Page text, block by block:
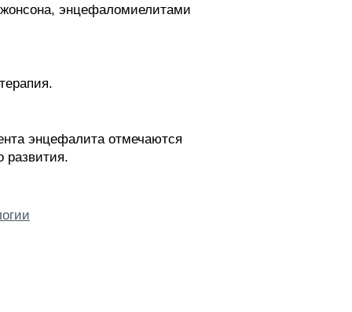
энцефаломиелитами
энцефалита отмечаются
развития.